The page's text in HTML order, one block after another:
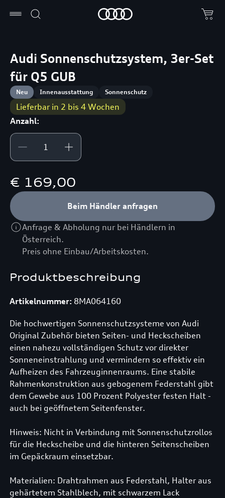
Produktbeschreibung
Artikelnummer: 8MA064160
Die hochwertigen Sonnenschutzsysteme von Audi
Original Zubehör bieten Seiten- und Heckscheiben
einen nahezu vollständigen Schutz vor direkter
Sonneneinstrahlung und vermindern so effektiv ein
Aufheizen des Fahrzeuginnenraums. Eine stabile
Rahmenkonstruktion aus gebogenem Federstahl gibt
dem Gewebe aus 100 Prozent Polyester festen Halt -
auch bei geöffnetem Seitenfenster.
Hinweis: Nicht in Verbindung mit Sonnenschutzrollos
für die Heckscheibe und die hinteren Seitenscheiben
im Gepäckraum einsetzbar.
Materialien: Drahtrahmen aus Federstahl, Halter aus
gehärtetem Stahlblech, mit schwarzem Lack
Audi Sonnenschutzsystem, 3er-Set
für Q5 GUB
Neu Innenausstattung Sonnenschutz
Lieferbar in 2 bis 4 Wochen
Anzahl:
€ 169,00
Beim Händler anfragen
Anfrage & Abholung nur bei Händlern in
Österreich.
Preis ohne Einbau/Arbeitskosten.